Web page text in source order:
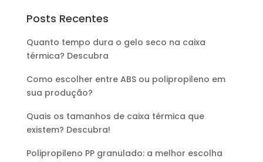
Posts Recentes
Quanto tempo dura o gelo seco na caixa
térmica? Descubra
Como escolher entre ABS ou polipropileno em
sua produção?
Quais os tamanhos de caixa térmica que
existem? Descubra!
Polipropileno PP granulado: a melhor escolha